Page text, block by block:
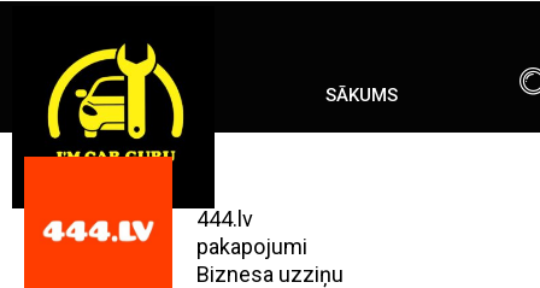
SĀKUMS
444.lv
pakapojumi
Biznesa uzziņu